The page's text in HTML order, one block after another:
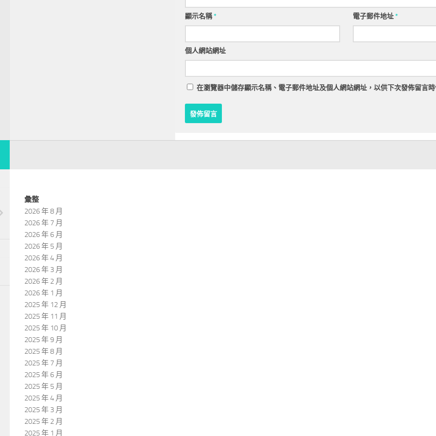
顯示名稱* 電子郵件地址*
個人網站網址
在瀏覽器中儲存顯示名稱、電子郵件地址及個人網站網址，以供下次發佈留言
彙整
2026 年 8 月
2026 年 7 月
2026 年 6 月
2026 年 5 月
2026 年 4 月
2026 年 3 月
2026 年 2 月
2026 年 1 月
2025 年 12 月
2025 年 11 月
2025 年 10 月
2025 年 9 月
2025 年 8 月
2025 年 7 月
2025 年 6 月
2025 年 5 月
2025 年 4 月
2025 年 3 月
2025 年 2 月
2025 年 1 月